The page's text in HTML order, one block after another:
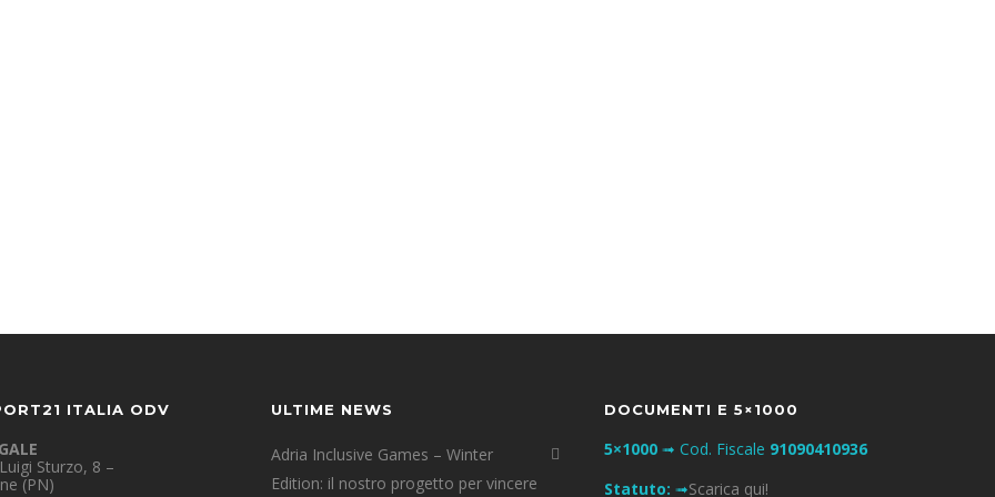
ITALIA ODV
Sturzo, 8 –
(PN)
ULTIME NEWS
Adria Inclusive Games – Winter
Edition: il nostro progetto per vincere
DOCUMENTI E 5×1000
5×1000 ➟ Cod. Fiscale 91090410936
Statuto: ➟Scarica qui!